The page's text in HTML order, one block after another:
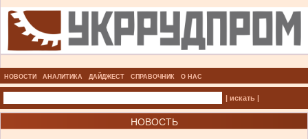
НОВОСТИ АНАЛИТИКА ДАЙДЖЕСТ СПРАВОЧНИК О НАС
| искать |
НОВОСТЬ